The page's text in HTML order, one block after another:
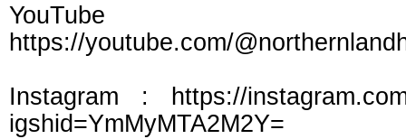
https://youtube.com/
Instagram : https://
igshid=YmMyMTA2M2Y=